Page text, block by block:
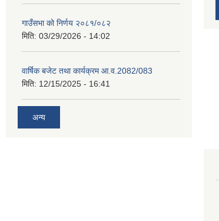
गाउँसभा को निर्णय २०८१/०८२
मिति: 03/29/2026 - 14:02
वार्षिक बजेट तथा कार्यक्रम आ.व.2082/083
मिति: 12/15/2025 - 16:41
अन्य